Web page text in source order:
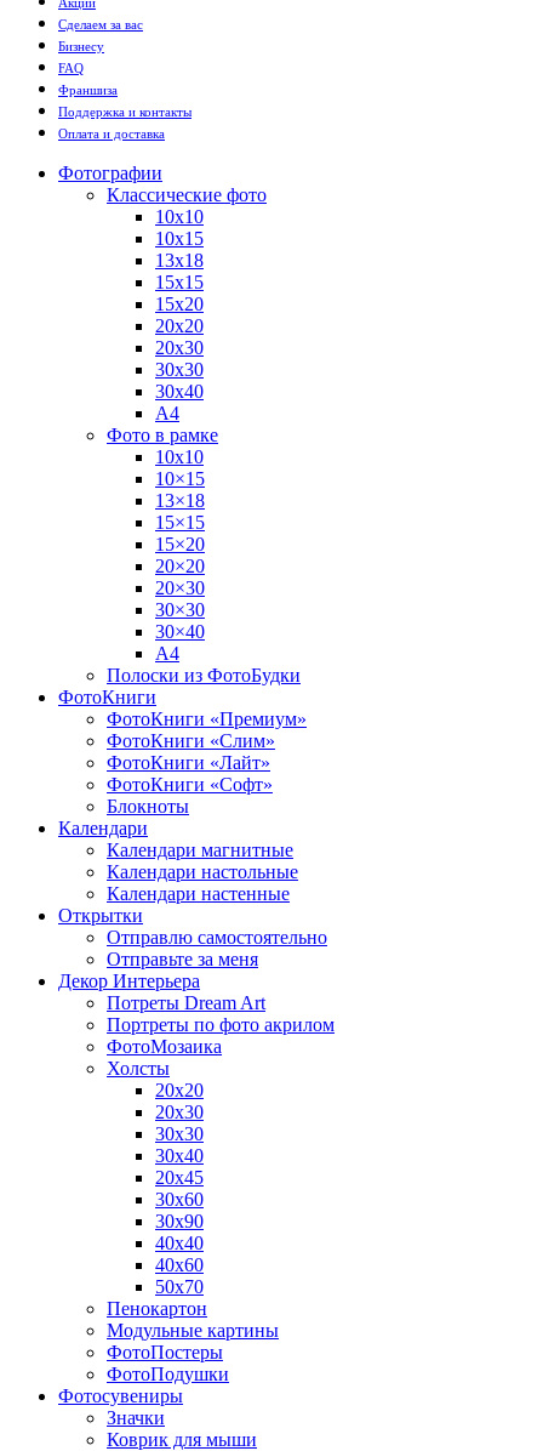
Сделаем за вас
Бизнесу
FAQ
Франшиза
Поддержка и контакты
Оплата и доставка
Фотографии
Классические фото
10х10
10х15
13х18
15х15
15х20
20х20
20х30
30х30
30х40
А4
Фото в рамке
10х10
10×15
13×18
15×15
15×20
20×20
20×30
30×30
30×40
A4
Полоски из ФотоБудки
ФотоКниги
ФотоКниги «Премиум»
ФотоКниги «Слим»
ФотоКниги «Лайт»
ФотоКниги «Софт»
Блокноты
Календари
Календари магнитные
Календари настольные
Календари настенные
Открытки
Отправлю самостоятельно
Отправьте за меня
Декор Интерьера
Потреты Dream Art
Портреты по фото акрилом
ФотоМозаика
Холсты
20х20
20х30
30х30
30х40
20х45
30х60
30х90
40х40
40х60
50х70
Пенокартон
Модульные картины
ФотоПостеры
ФотоПодушки
Фотоcувениры
Значки
Коврик для мыши